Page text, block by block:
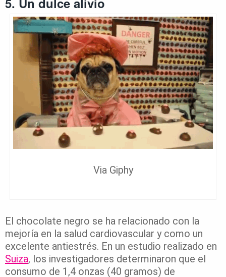
Via Giphy
El chocolate negro se ha relacionado con la
mejoría en la salud cardiovascular y como un
excelente antiestrés. En un estudio realizado en
Suiza, los investigadores determinaron que el
consumo de 1,4 onzas (40 gramos) de